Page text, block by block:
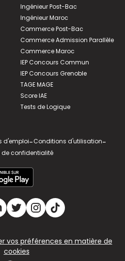
Ingénieur Post-Bac
Ingénieur Maroc
Commerce Post-Bac
Commerce Admission Parallèle
Commerce Maroc
IEP Concours Commun
IEP Concours Grenoble
TAGE MAGE
Score IAE
Tests de Logique
d'emploi-Conditions d'utilisation-
de confidentialité
vos préférences en matière de
cookies